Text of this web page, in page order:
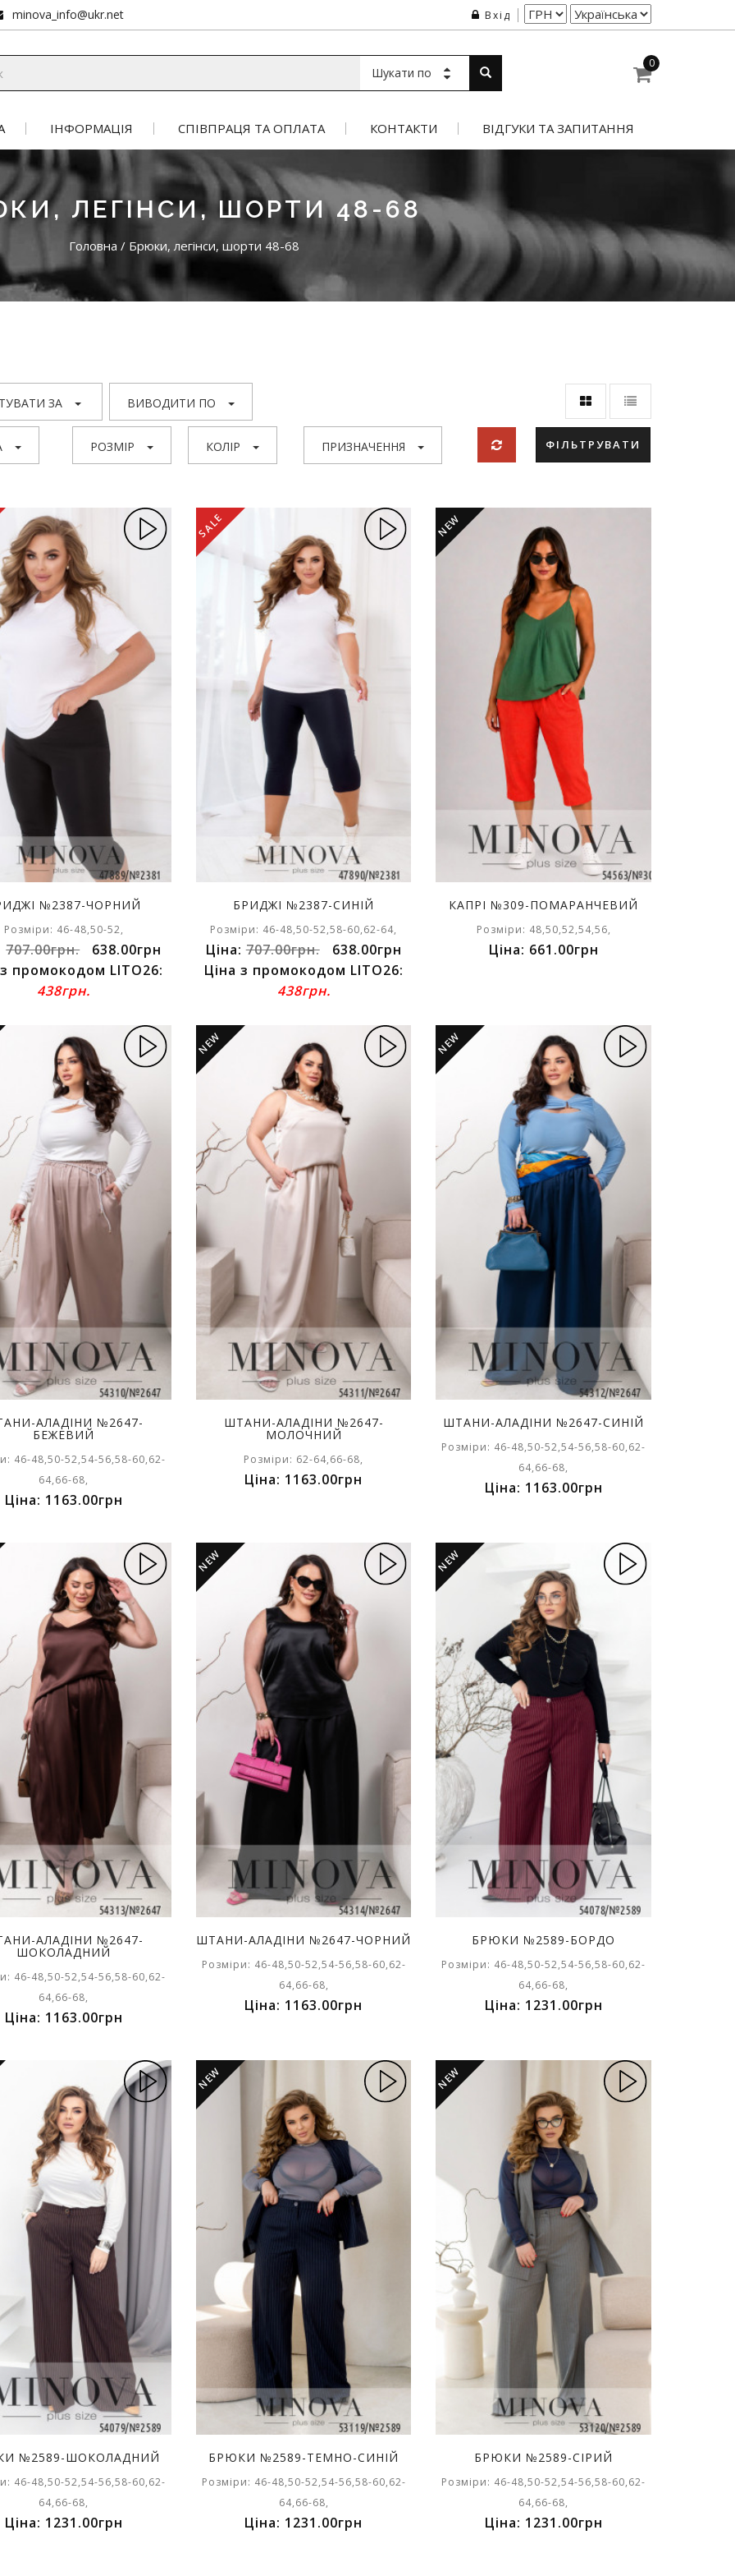
minova_info@ukr.net Вхід
Шукати по
0
ІНФОРМАЦІЯ СПІВПРАЦЯ ТА ОПЛАТА КОНТАКТИ ВІДГУКИ ТА ЗАПИТАННЯ
ЛЕГІНСИ, ШОРТИ 48-68
Головна / Брюки, легінси, шорти 48-68
ЗА ВИВОДИТИ ПО
РОЗМІР КОЛІР ПРИЗНАЧЕННЯ ФІЛЬТРУВАТИ
№2387-ЧОРНИЙ
Розміри: 46-48,50-52,
707.00грн.
638.00грн
промокодом LITO26:
438грн.
SALE
БРИДЖІ №2387-СИНІЙ
Розміри: 46-48,50-52,58-60,62-64,
Ціна:707.00грн.
638.00грн
Ціна з промокодом LITO26:
438грн.
NEW
КАПРІ №309-ПОМАРАНЧЕВИЙ
Розміри: 48,50,52,54,56,
Ціна: 661.00грн
АЛАДІНИ №2647-
БЕЖЕВИЙ
46-48,50-52,54-56,58-60,62-
64,66-68,
Ціна: 1163.00грн
NEW
ШТАНИ-АЛАДІНИ №2647-
МОЛОЧНИЙ
Розміри: 62-64,66-68,
Ціна: 1163.00грн
NEW
ШТАНИ-АЛАДІНИ №2647-СИНІЙ
Розміри: 46-48,50-52,54-56,58-60,62-
64,66-68,
Ціна: 1163.00грн
АЛАДІНИ №2647-
ШОКОЛАДНИЙ
46-48,50-52,54-56,58-60,62-
64,66-68,
Ціна: 1163.00грн
NEW
ШТАНИ-АЛАДІНИ №2647-ЧОРНИЙ
Розміри: 46-48,50-52,54-56,58-60,62-
64,66-68,
Ціна: 1163.00грн
NEW
БРЮКИ №2589-БОРДО
Розміри: 46-48,50-52,54-56,58-60,62-
64,66-68,
Ціна: 1231.00грн
№2589-ШОКОЛАДНИЙ
46-48,50-52,54-56,58-60,62-
64,66-68,
Ціна: 1231.00грн
NEW
БРЮКИ №2589-ТЕМНО-СИНІЙ
Розміри: 46-48,50-52,54-56,58-60,62-
64,66-68,
Ціна: 1231.00грн
NEW
БРЮКИ №2589-СІРИЙ
Розміри: 46-48,50-52,54-56,58-60,62-
64,66-68,
Ціна: 1231.00грн